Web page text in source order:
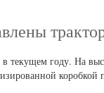
текущем году. На
коробкой